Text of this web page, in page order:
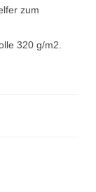
zum
320 g/m2.